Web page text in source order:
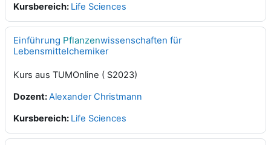
Kursbereich: Life Sciences
Einführung Pflanzenwissenschaften für
Lebensmittelchemiker
Kurs aus TUMOnline ( S2023)
Dozent:Alexander Christmann
Kursbereich: Life Sciences